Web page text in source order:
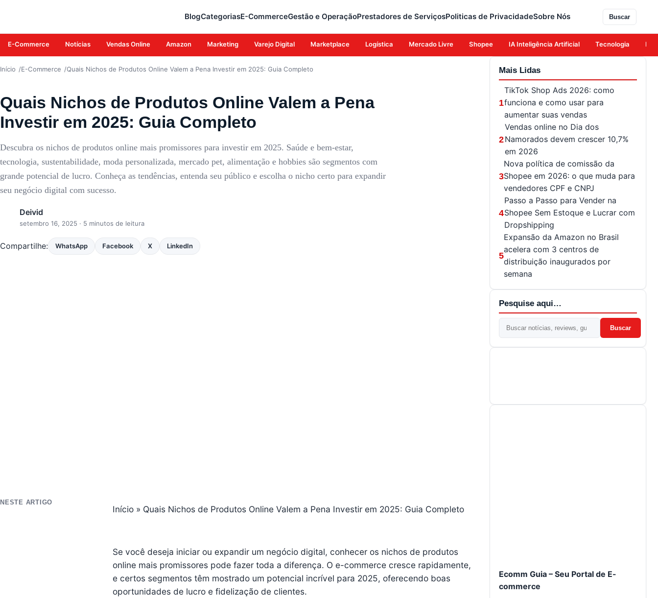
BlogCategoriasE-CommerceGestão e OperaçãoPrestadores de ServiçosPoliticas de PrivacidadeSobre Nós Buscar
E-Commerce Notícias Vendas Online Amazon Marketing Varejo Digital Marketplace Logística Mercado Livre Shopee IA Inteligência Artificial Tecnologia
Início E-Commerce Quais Nichos de Produtos Online Valem a Pena Investir em 2025: Guia Completo
Quais Nichos de Produtos Online Valem a Pena
Investir em 2025: Guia Completo
Descubra os nichos de produtos online mais promissores para investir em 2025. Saúde e bem-estar,
tecnologia, sustentabilidade, moda personalizada, mercado pet, alimentação e hobbies são segmentos com
grande potencial de lucro. Conheça as tendências, entenda seu público e escolha o nicho certo para expandir
seu negócio digital com sucesso.
Deivid
setembro 16, 2025 · 5 minutos de leitura
Compartilhe: WhatsApp Facebook X LinkedIn
NESTE ARTIGO
Início » Quais Nichos de Produtos Online Valem a Pena Investir em 2025: Guia Completo
Se você deseja iniciar ou expandir um negócio digital, conhecer os nichos de produtos
online mais promissores pode fazer toda a diferença. O e-commerce cresce rapidamente,
e certos segmentos têm mostrado um potencial incrível para 2025, oferecendo boas
oportunidades de lucro e fidelização de clientes.
Mais Lidas
1
TikTok Shop Ads 2026: como
funciona e como usar para
aumentar suas vendas
2
Vendas online no Dia dos
Namorados devem crescer 10,7%
em 2026
3
Nova política de comissão da
Shopee em 2026: o que muda para
vendedores CPF e CNPJ
4
Passo a Passo para Vender na
Shopee Sem Estoque e Lucrar com
Dropshipping
5
Expansão da Amazon no Brasil
acelera com 3 centros de
distribuição inaugurados por
semana
Pesquise aqui…
Buscar
Ecomm Guia – Seu Portal de E-
commerce